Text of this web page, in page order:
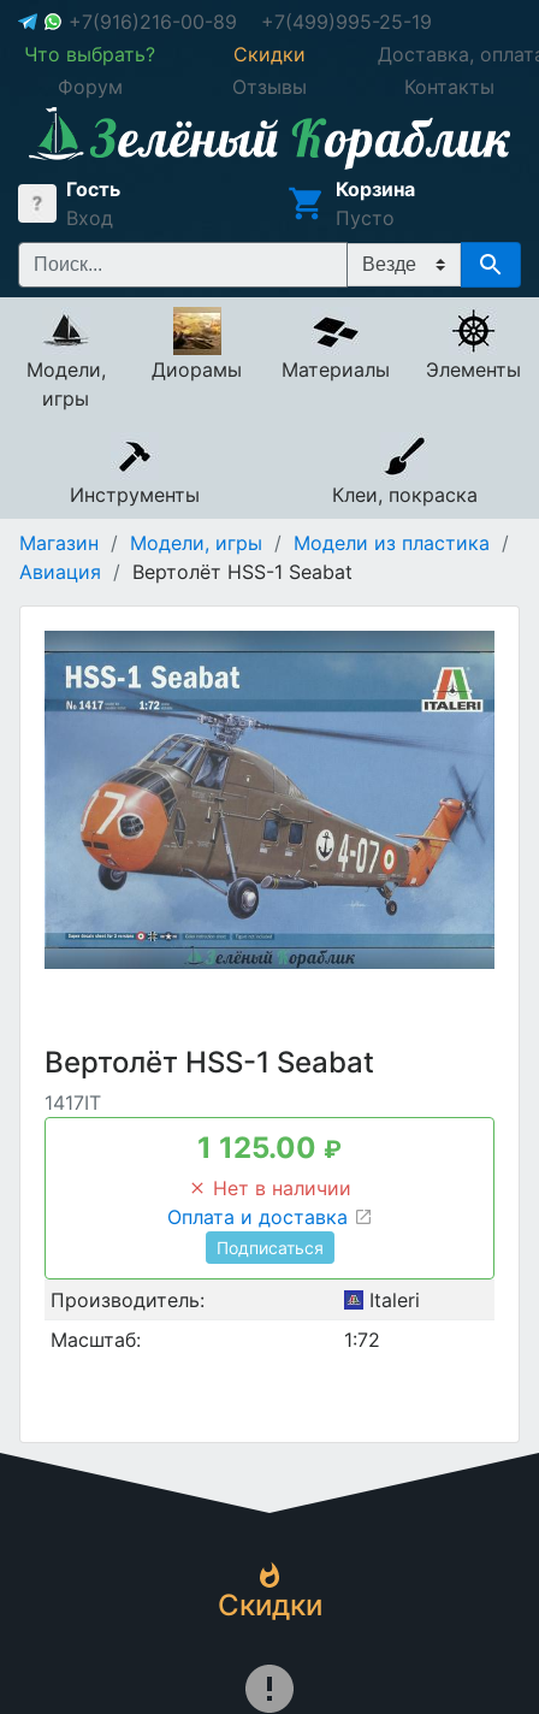
+7(916)216-00-89
+7(499)995-25-19
Что выбрать?
Скидки
Доставка,
Форум
Отзывы Контакты
Гость
Вход
Корзина
Пусто
Модели,
игры
Диорамы Материалы Элементы
Инструменты
Клеи, покраска
Магазин / Модели, игры / Модели из пластика /
Авиация / Вертолёт HSS-1 Seabat
Вертолёт HSS-1 Seabat
1417IT
1 125.00 ₽
Нет в наличии
Оплата и доставка
Подписаться
Производитель:
Italeri
Масштаб:
1:72
Скидки